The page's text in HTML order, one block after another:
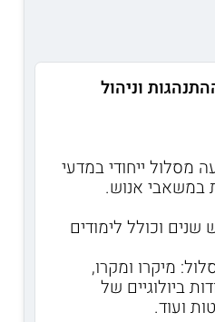
וניהול
מסלול ייחודי במדעי
במשאבי אנוש.
וכולל לימודים
מיקרו ומקרו,
ביולוגיים של
ועוד.